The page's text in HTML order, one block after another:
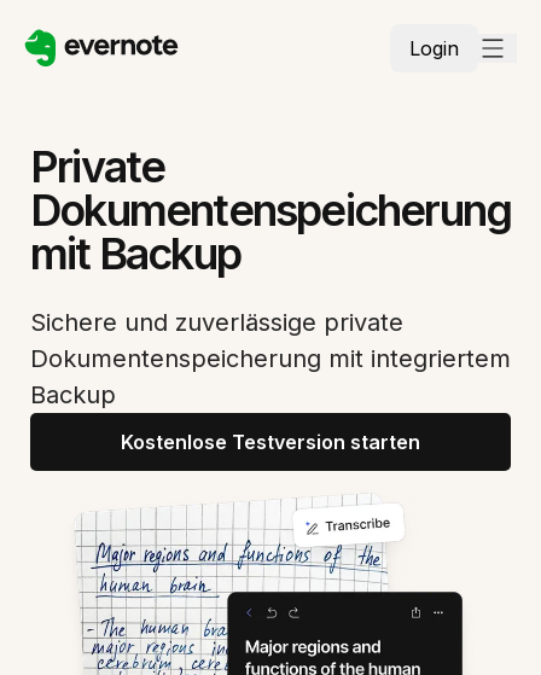
Login
Private
Dokumentenspeicherung
mit Backup
Sichere und zuverlässige private
Dokumentenspeicherung mit integriertem
Backup
Kostenlose Testversion starten